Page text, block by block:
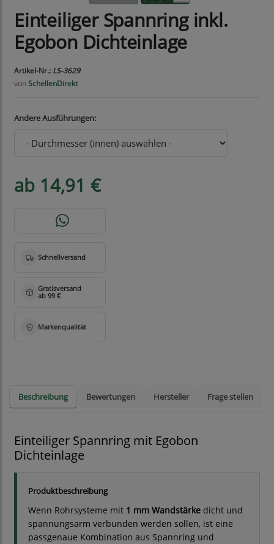
Einteiliger Spannring inkl.
Egobon Dichteinlage
Artikel-Nr.: LS-3629
vonSchellenDirekt
Andere Ausführungen:
ab 14,91 €
Beschreibung Bewertungen Hersteller Frage stellen
Einteiliger Spannring mit Egobon
Dichteinlage
Produktbeschreibung
Wenn Rohrsysteme mit 1 mm Wandstärke dicht und
spannungsarm verbunden werden sollen, ist eine
passgenaue Kombination aus Spannring und